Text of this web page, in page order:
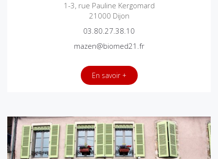
1-3, rue Pauline Kergomard
21000 Dijon
03.80.27.38.10
mazen@biomed21.fr
En savoir +